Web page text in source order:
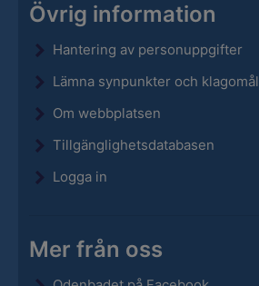
Övrig information
Hantering av personuppgifter
Lämna synpunkter och klagomål
Om webbplatsen
Tillgänglighetsdatabasen
Logga in
Mer från oss